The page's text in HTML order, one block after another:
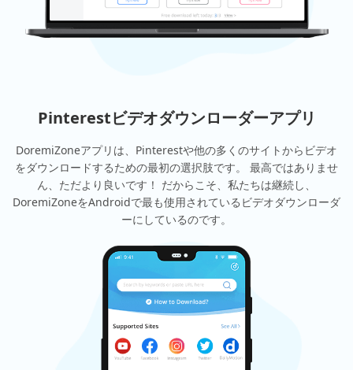
Pinterestビデオダウンローダーアプリ
DoremiZoneアプリは、Pinterestや他の多くのサイトからビデオ
をダウンロードするための最初の選択肢です。 最高ではありませ
ん、ただより良いです！ だからこそ、私たちは継続し、
DoremiZoneをAndroidで最も使用されているビデオダウンローダ
ーにしているのです。